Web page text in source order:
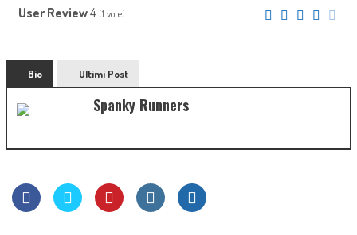
User Review4 (1 vote)
Bio Ultimi Post
Spanky Runners